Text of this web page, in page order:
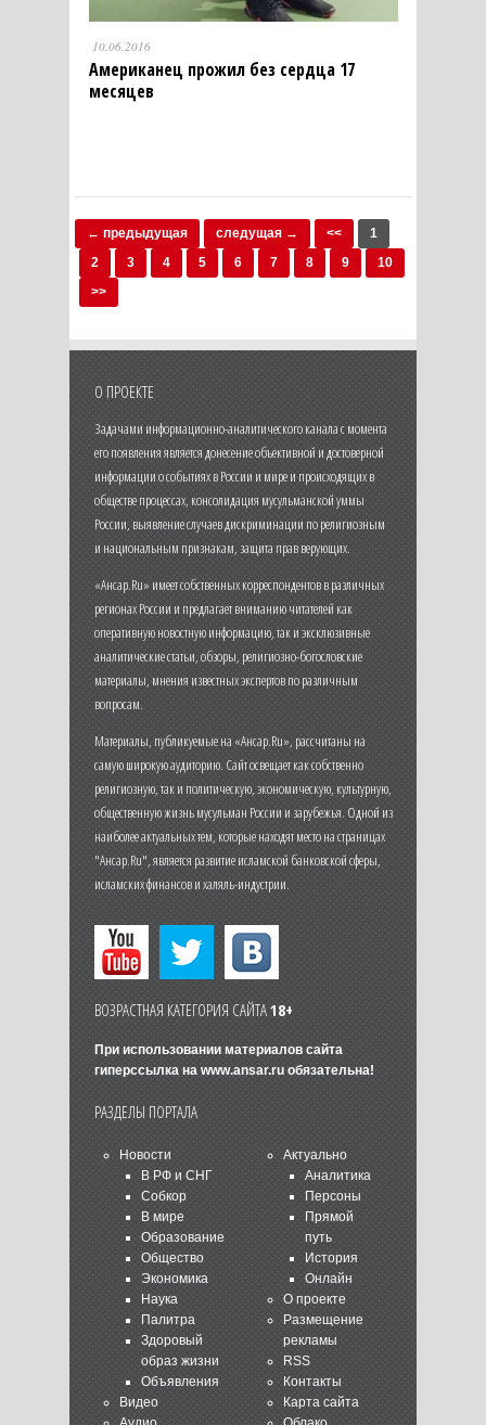
10.06.2016
Американец прожил без сердца 17
месяцев
← предыдущая следущая → <<
1
2
3 4 5 6 7 8 9
10
>>
О ПРОЕКТЕ
Задачами информационно-аналитического канала с момента
его появления является донесение объективной и достоверной
информации о событиях в России и мире и происходящих в
обществе процессах, консолидация мусульманской уммы
России, выявление случаев дискриминации по религиозным
и национальным признакам, защита прав верующих.
«Ансар.Ru» имеет собственных корреспондентов в различных
регионах России и предлагает вниманию читателей как
оперативную новостную информацию, так и эксклюзивные
аналитические статьи, обзоры, религиозно-богословские
материалы, мнения известных экспертов по различным
вопросам.
Материалы, публикуемые на «Ансар.Ru», рассчитаны на
самую широкую аудиторию. Сайт освещает как собственно
религиозную, так и политическую, экономическую, культурную,
общественную жизнь мусульман России и зарубежья. Одной из
наиболее актуальных тем, которые находят место на страницах
"Ансар.Ru", является развитие исламской банковской сферы,
исламских финансов и халяль-индустрии.
ВОЗРАСТНАЯ КАТЕГОРИЯ САЙТА18+
При использовании материалов сайта
гиперссылка на www.ansar.ruобязательна!
РАЗДЕЛЫ ПОРТАЛА
Новости
В РФ и СНГ
Собкор
В мире
Образование
Общество
Экономика
Наука
Палитра
Здоровый
образ жизни
Объявления
Видео
Актуально
Аналитика
Персоны
Прямой
путь
История
Онлайн
О проекте
Размещение
рекламы
RSS
Контакты
Карта сайта